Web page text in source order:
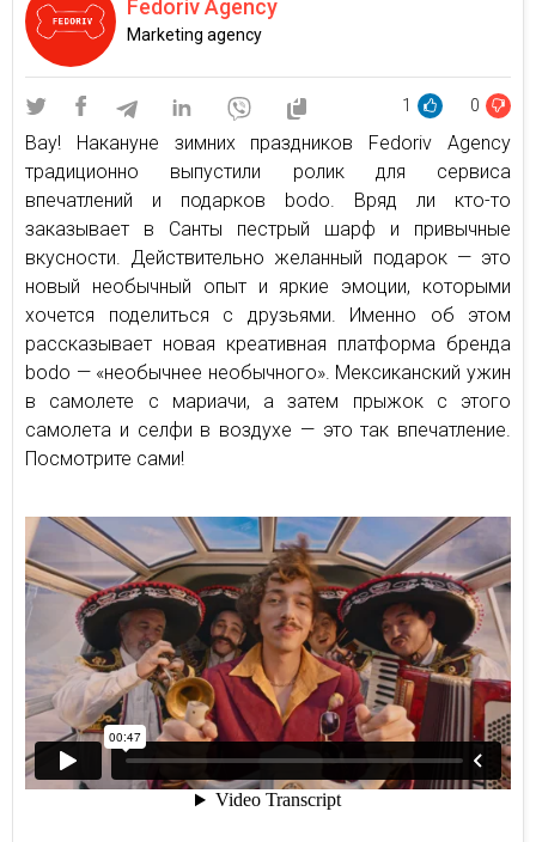
Fedoriv Agency
Marketing agency
1 0
Вау! Накануне зимних праздников Fedoriv Agency
традиционно выпустили ролик для сервиса
впечатлений и подарков bodo. Вряд ли кто-то
заказывает в Санты пестрый шарф и привычные
вкусности. Действительно желанный подарок — это
новый необычный опыт и яркие эмоции, которыми
хочется поделиться с друзьями. Именно об этом
рассказывает новая креативная платформа бренда
bodo — «необычнее необычного». Мексиканский ужин
в самолете с мариачи, а затем прыжок с этого
самолета и селфи в воздухе — это так впечатление.
Посмотрите сами!